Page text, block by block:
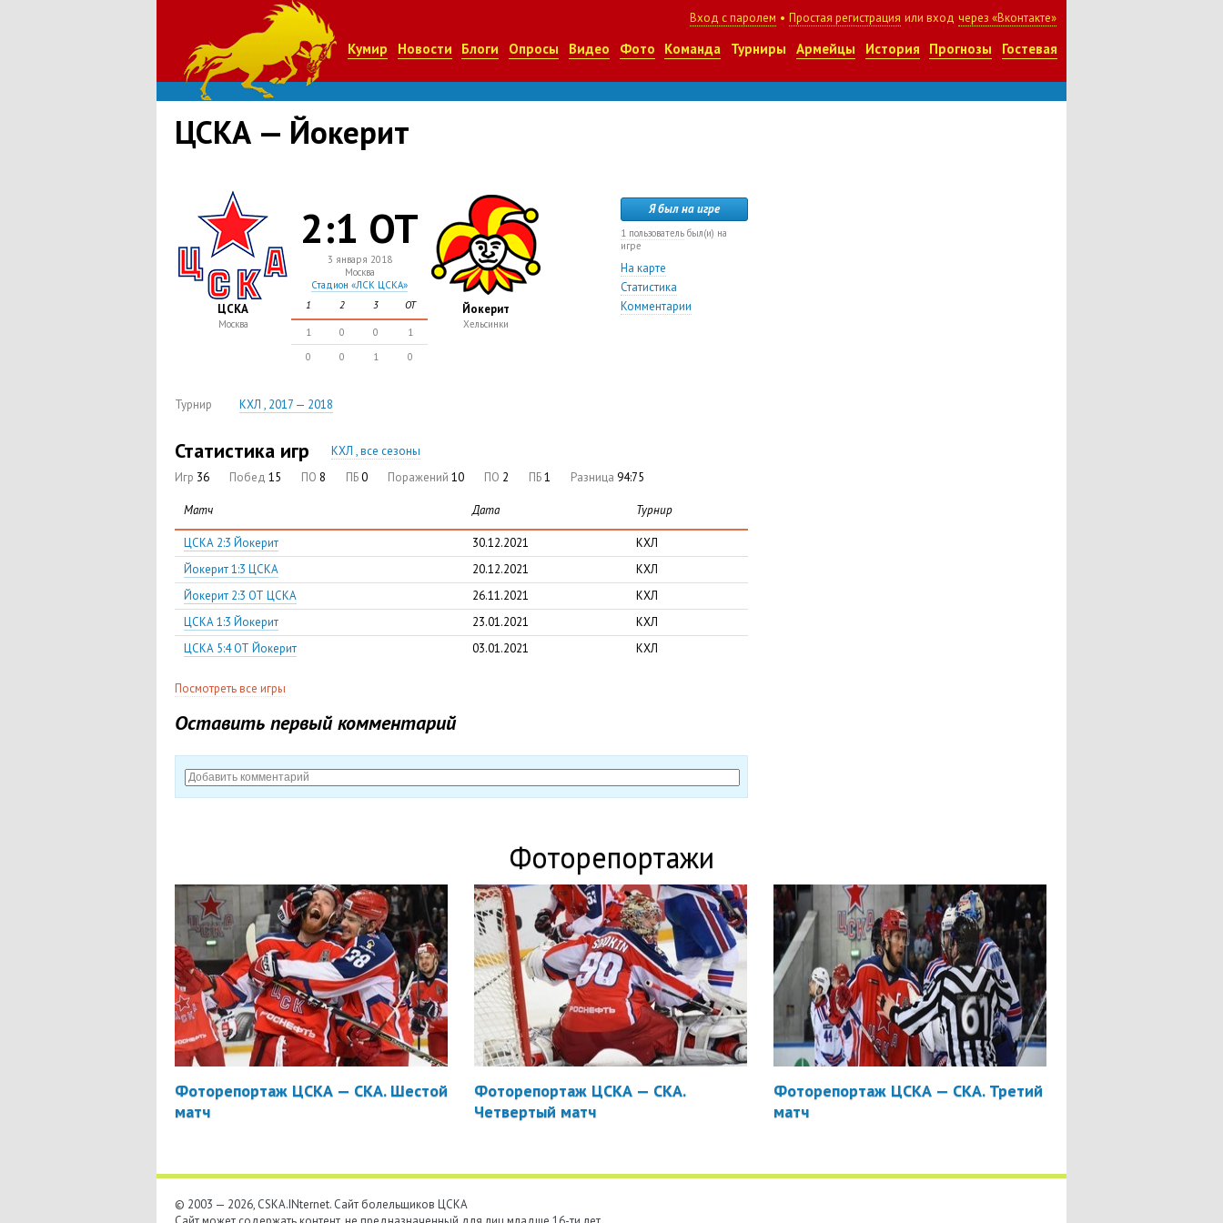
Вход с паролем • Простая регистрация или вход через «Вконтакте»
Кумир Новости Блоги Опросы Видео Фото Команда Турниры Армейцы История Прогнозы Гостевая
ЦСКА — Йокерит
ЦСКА
Москва
2:1 ОТ
3 января 2018
Москва
Стадион «ЛСК ЦСКА»
1
2 3 ОТ
1 0 0
1
0
0 1 0
Йокерит
Хельсинки
Турнир КХЛ , 2017 — 2018
Я был на игре
1 пользователь был(и) на
игре
На карте
Статистика
Комментарии
Статистика игр
КХЛ , все сезоны
Игр 36 Побед 15 ПО 8 ПБ0 Поражений 10 ПО 2 ПБ1 Разница 94:75
Матч Дата Турнир
ЦСКА 2:3 Йокерит 30.12.2021
КХЛ
Йокерит 1:3 ЦСКА
20.12.2021
КХЛ
Йокерит 2:3 ОТ ЦСКА
26.11.2021
КХЛ
ЦСКА 1:3 Йокерит
23.01.2021
КХЛ
ЦСКА 5:4 ОТ Йокерит
03.01.2021 КХЛ
Посмотреть все игры
Оставить первый комментарий
Фоторепортажи
Фоторепортаж ЦСКА — СКА. Шестой
матч
Фоторепортаж ЦСКА — СКА.
Четвертый матч
Фоторепортаж ЦСКА — СКА. Третий
матч
© 2003 — 2026, CSKA.INternet. Cайт болельщиков ЦСКА